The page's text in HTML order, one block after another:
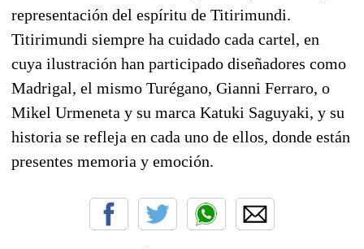
representación del espíritu de Titirimundi.
Titirimundi siempre ha cuidado cada cartel, en
cuya ilustración han participado diseñadores como
Madrigal, el mismo Turégano, Gianni Ferraro, o
Mikel Urmeneta y su marca Katuki Saguyaki, y su
historia se refleja en cada uno de ellos, donde están
presentes memoria y emoción.